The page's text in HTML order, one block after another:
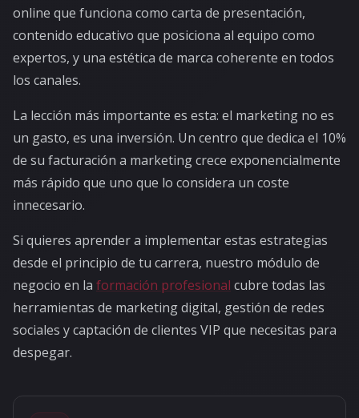
online que funciona como carta de presentación,
contenido educativo que posiciona al equipo como
expertos, y una estética de marca coherente en todos
los canales.
La lección más importante es esta: el marketing no es
un gasto, es una inversión. Un centro que dedica el 10%
de su facturación a marketing crece exponencialmente
más rápido que uno que lo considera un coste
innecesario.
Si quieres aprender a implementar estas estrategias
desde el principio de tu carrera, nuestro módulo de
negocio en la formación profesional cubre todas las
herramientas de marketing digital, gestión de redes
sociales y captación de clientes VIP que necesitas para
despegar.